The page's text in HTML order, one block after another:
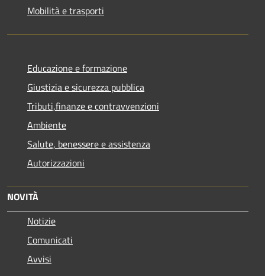
Mobilità e trasporti
Educazione e formazione
Giustizia e sicurezza pubblica
Tributi,finanze e contravvenzioni
Ambiente
Salute, benessere e assistenza
Autorizzazioni
NOVITÀ
Notizie
Comunicati
Avvisi